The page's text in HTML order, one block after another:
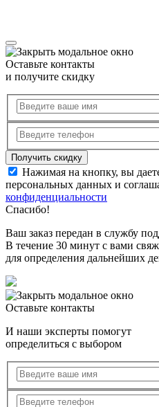
Оставьте контакты
и получите скидку
Нажимая на кнопку, вы
персональных данных и
конфиденциальности
Спасибо!
Ваш заказ передан в службу
В течение 30 минут с вами
для определения дальнейших
Оставьте контакты
И наши эксперты помогут
определиться с выбором